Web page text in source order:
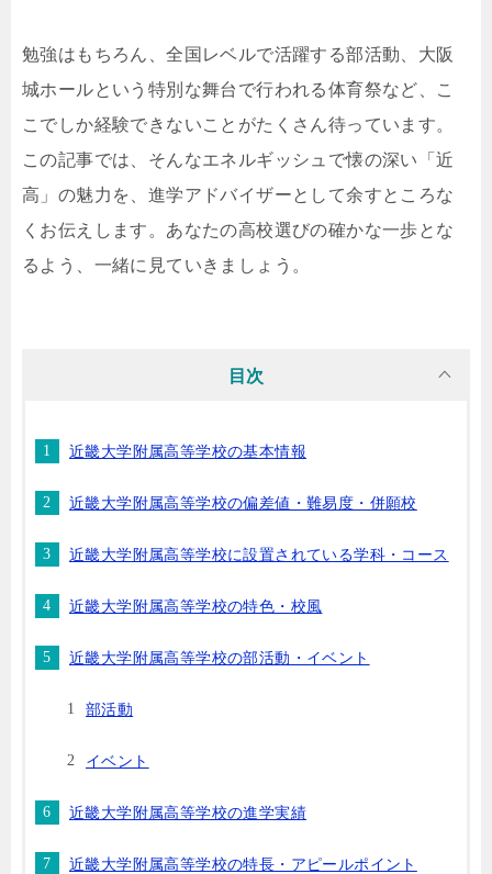
勉強はもちろん、全国レベルで活躍する部活動、大阪
城ホールという特別な舞台で行われる体育祭など、こ
こでしか経験できないことがたくさん待っています。
この記事では、そんなエネルギッシュで懐の深い「近
高」の魅力を、進学アドバイザーとして余すところな
くお伝えします。あなたの高校選びの確かな一歩とな
るよう、一緒に見ていきましょう。
目次
近畿大学附属高等学校の基本情報
近畿大学附属高等学校の偏差値・難易度・併願校
近畿大学附属高等学校に設置されている学科・コース
近畿大学附属高等学校の特色・校風
近畿大学附属高等学校の部活動・イベント
部活動
イベント
近畿大学附属高等学校の進学実績
近畿大学附属高等学校の特長・アピールポイント